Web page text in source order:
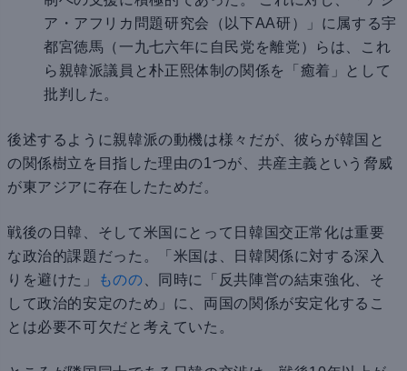
ア・アフリカ問題研究会（以下AA研）」に属する宇
都宮徳馬（一九七六年に自民党を離党）らは、これ
ら親韓派議員と朴正熙体制の関係を「癒着」として
批判した。
後述するように親韓派の動機は様々だが、彼らが韓国と
の関係樹立を目指した理由の1つが、共産主義という脅威
が東アジアに存在したためだ。
戦後の日韓、そして米国にとって日韓国交正常化は重要
な政治的課題だった。「米国は、日韓関係に対する深入
りを避けた」
ものの 、同時に「反共陣営の結束強化、そ
して政治的安定のため」に、両国の関係が安定化するこ
とは必要不可欠だと考えていた。